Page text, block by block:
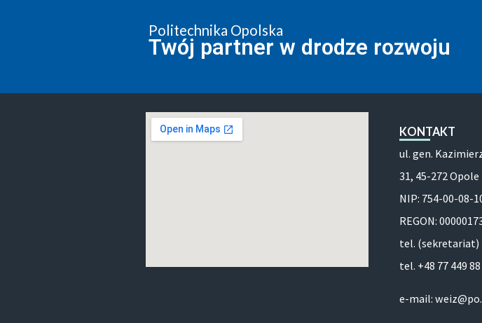
Politechnika Opolska
Twój partner w drodze rozwoju
KONTAKT
ul. gen.
31, 45-272 Opole
NIP: 754-00-08-
REGON:
tel. (sekretariat)
tel. +48 77 449 88
e-mail: